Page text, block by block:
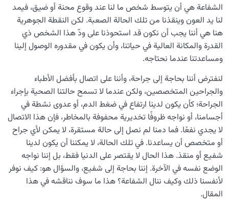
الشيطان… العدوّ المبين 0/14
الأمراض الخفية للروح 0/15
معرفة الجنة والنار
النظرة الأبدية والاستعداد للآخرة 0/14
من الخيال إلى سلامة القلب 0/31
الإنسان محور الخلق 0/9
رؤية عالم الغيب 0/9
الشفاعة هي أن يتوسط شخص ما لنا عند وقوع محنة أو ضيق، فيمد
لنا يد العون وينقذنا من تلك الحالة الصعبة. لكن النقطة الجوهرية
هنا هي أننا يجب أن نكون قد استحوذنا على ودّ هذا الشخص ذي
القدرة والمكانة العالية في حياتنا، وأن يكون في مقدوره الوصول إلينا
ومساعدتنا عندما نحتاجه.
لنفترض أننا بحاجة إلى جراحة، وأننا على اتصال بأفضل الأطباء
والجراحين المتخصصين، ولكن عندما لا تسمح حالتنا الصحية بإجراء
الجراحة؛ كأن يكون لدينا ارتفاع في ضغط الدم، أو عدوى نشطة في
أجسامنا، أو نواجه ظروفًا تخديرية محفوفة بالمخاطر، فإن هذا الاتصال
لا يجدي نفعًا. فما دمنا لم نصل إلى حالة مستقرة، لا يمكن لأي جراح
أو متخصص أن يساعدنا. في تلك الحالة، لا يمكننا أن يكون لدينا
شفيع أو منقذ. هذا الحال لا يقتصر على الدنيا فقط، بل إننا نواجه
الوضع نفسه في الآخرة. إننا بحاجة إلى شفيع، والسؤال هو: كيف نوفر
لأنفسنا ذلك وكيف ننال الشفاعة؟ هذا ما سوف نناقشه في هذا
المقال.